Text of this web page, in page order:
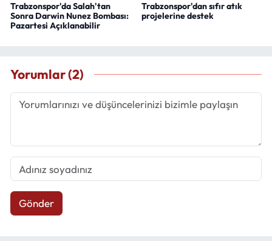
Trabzonspor'da Salah'tan
Sonra Darwin Nunez Bombası:
Pazartesi Açıklanabilir
Trabzonspor'dan sıfır atık
projelerine destek
Yorumlar (2)
Gönder